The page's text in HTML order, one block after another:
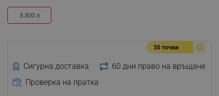
3.300 л
35 точки
Сигурна доставка
60 дни право на връщане
Проверка на пратка